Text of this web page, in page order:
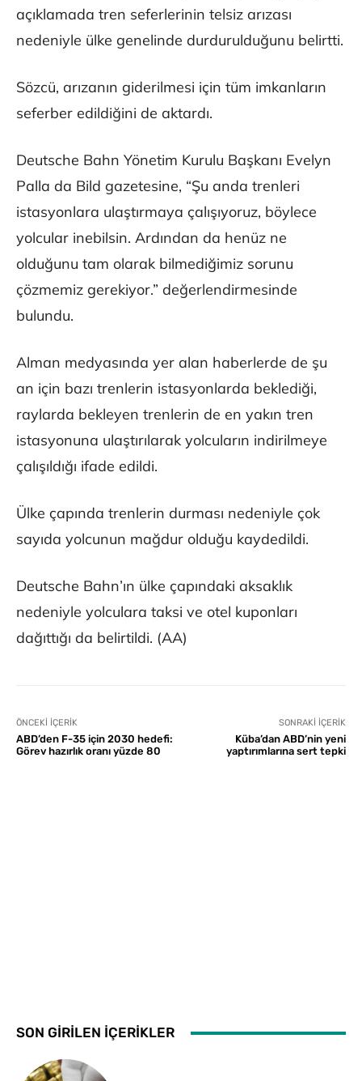
açıklamada tren seferlerinin telsiz arızası
nedeniyle ülke genelinde durdurulduğunu belirtti.
Sözcü, arızanın giderilmesi için tüm imkanların
seferber edildiğini de aktardı.
Deutsche Bahn Yönetim Kurulu Başkanı Evelyn
Palla da Bild gazetesine, “Şu anda trenleri
istasyonlara ulaştırmaya çalışıyoruz, böylece
yolcular inebilsin. Ardından da henüz ne
olduğunu tam olarak bilmediğimiz sorunu
çözmemiz gerekiyor.” değerlendirmesinde
bulundu.
Alman medyasında yer alan haberlerde de şu
an için bazı trenlerin istasyonlarda beklediği,
raylarda bekleyen trenlerin de en yakın tren
istasyonuna ulaştırılarak yolcuların indirilmeye
çalışıldığı ifade edildi.
Ülke çapında trenlerin durması nedeniyle çok
sayıda yolcunun mağdur olduğu kaydedildi.
Deutsche Bahn’ın ülke çapındaki aksaklık
nedeniyle yolculara taksi ve otel kuponları
dağıttığı da belirtildi. (AA)
ÖNCEKI İÇERIK
ABD’den F-35 için 2030 hedefi:
Görev hazırlık oranı yüzde 80
SONRAKI İÇERIK
Küba’dan ABD’nin yeni
yaptırımlarına sert tepki
SON GİRİLEN İÇERİKLER